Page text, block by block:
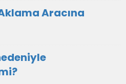
Aracına